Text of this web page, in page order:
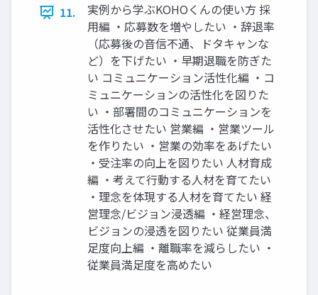
11.
実例から学ぶKOHOくんの使い⽅ 採
⽤編 ‧応募数を増やしたい ‧辞退率
（応募後の⾳信不通、ドタキャンな
ど）を下げたい ‧早期退職を防ぎた
い コミュニケーション活性化編 ‧コ
ミュニケーションの活性化を図りた
い ‧部署間のコミュニケーションを
活性化させたい 営業編 ‧営業ツール
を作りたい ‧営業の効率をあげたい
‧受注率の向上を図りたい ⼈材育成
編 ‧考えて⾏動する⼈材を育てたい
‧理念を体現する⼈材を育てたい 経
営理念/ビジョン浸透編 ‧経営理念、
ビジョンの浸透を図りたい 従業員満
⾜度向上編 ‧離職率を減らしたい ‧
従業員満⾜度を⾼めたい